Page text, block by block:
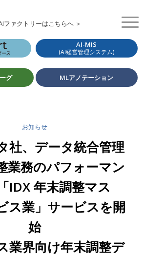
ファクトリーはこちらへ ＞
AI-MIS
(AI経営管理システム)
グ MLアノテーション
お知らせ
社、データ統合管理
業務のパフォーマン
IDX 年末調整マス
ス業」サービスを開
始
業界向け年末調整デ